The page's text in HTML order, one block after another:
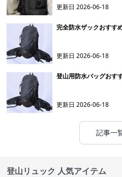
更新日2026-06-18
完全防水ザックおすす
更新日2026-06-18
登山用防水バッグおす
更新日2026-06-18
記事一
登山リュック 人気アイテム